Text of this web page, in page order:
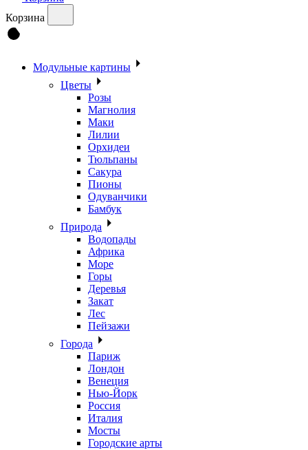
Корзина
Модульные картины
Цветы
Розы
Магнолия
Маки
Лилии
Орхидеи
Тюльпаны
Сакура
Пионы
Одуванчики
Бамбук
Природа
Водопады
Африка
Море
Горы
Деревья
Закат
Лес
Пейзажи
Города
Париж
Лондон
Венеция
Нью-Йорк
Россия
Италия
Мосты
Городские арты